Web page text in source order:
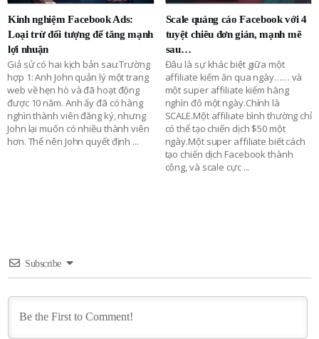
Kinh nghiệm Facebook Ads:
Loại trừ đối tượng để tăng mạnh
lợi nhuận
Giả sử có hai kịch bản sau:Trường
hợp 1: Anh John quản lý một trang
web về hẹn hò và đã hoạt động
được 10 năm. Anh ấy đã có hàng
nghìn thành viên đăng ký, nhưng
John lại muốn có nhiều thành viên
hơn. Thế nên John quyết định ...
Scale quảng cáo Facebook với 4
tuyệt chiêu đơn giản, mạnh mẽ
sau…
Đâu là sự khác biệt giữa một
affiliate kiếm ăn qua ngày…… và
một super affiliate kiếm hàng
nghìn đô một ngày.Chính là
SCALE.Một affiliate bình thường chỉ
có thể tạo chiến dịch $50 một
ngày.Một super affiliate biết cách
tạo chiến dịch Facebook thành
công, và scale cực ...
Subscribe